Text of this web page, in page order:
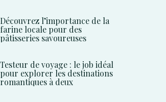
Découvrez l’importance de la
farine locale pour des
pâtisseries savoureuses
Testeur de voyage : le job idéal
pour explorer les destinations
romantiques à deux